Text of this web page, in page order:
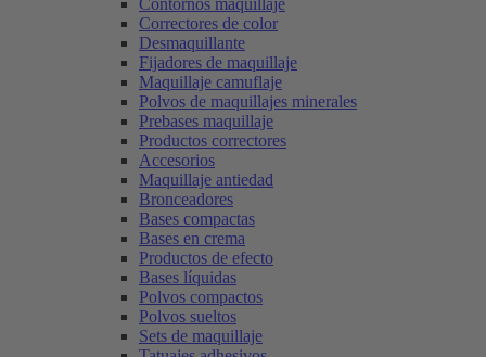
Contornos maquillaje
Correctores de color
Desmaquillante
Fijadores de maquillaje
Maquillaje camuflaje
Polvos de maquillajes minerales
Prebases maquillaje
Productos correctores
Accesorios
Maquillaje antiedad
Bronceadores
Bases compactas
Bases en crema
Productos de efecto
Bases líquidas
Polvos compactos
Polvos sueltos
Sets de maquillaje